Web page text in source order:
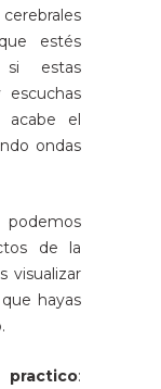
estés
si estas
escuchas
acabe el
ondas
de la
visualizar
hayas
practico: